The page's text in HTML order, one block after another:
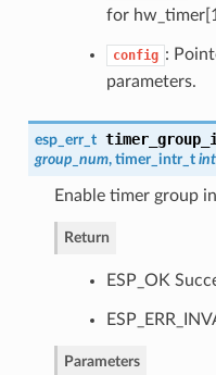
for hw_timer[1]
config :
parameters.
esp_err_t
group_num, timer_intr_t
Enable timer group
Return
ESP_OK
Parameters